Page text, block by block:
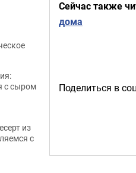
Сейчас также
дома
Поделиться в
с сыром
из
с